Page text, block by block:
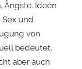
Ängste. Ideen
und
von
bedeutet,
aber auch